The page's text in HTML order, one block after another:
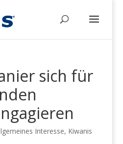
sich für
Interesse, Kiwanis